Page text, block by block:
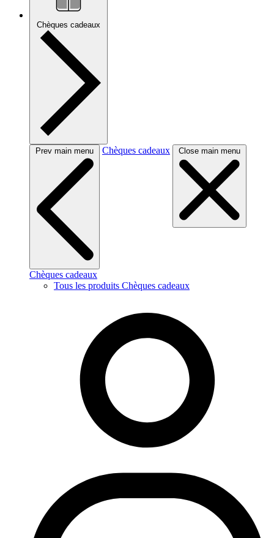
Chèques cadeaux
Prev main menu Chèques cadeaux Close main menu
Chèques cadeaux
Tous les produits Chèques cadeaux